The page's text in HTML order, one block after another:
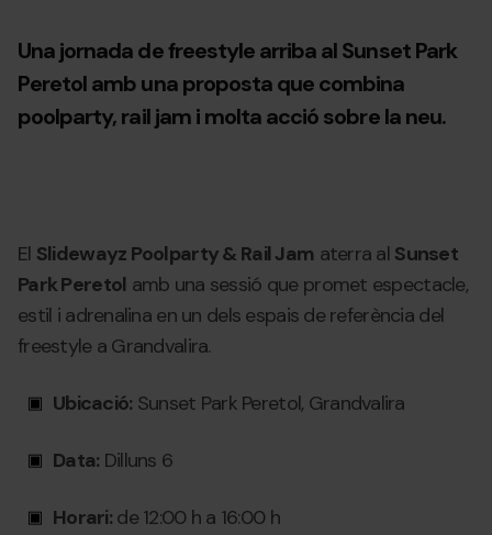
Una jornada de freestyle arriba al Sunset Park
Peretol amb una proposta que combina
poolparty, rail jam i molta acció sobre la neu.
El Slidewayz Poolparty & Rail Jam aterra al Sunset
Park Peretol amb una sessió que promet espectacle,
estil i adrenalina en un dels espais de referència del
freestyle a Grandvalira.
Ubicació: Sunset Park Peretol, Grandvalira
Data: Dilluns 6
Horari:de 12:00 h a 16:00 h